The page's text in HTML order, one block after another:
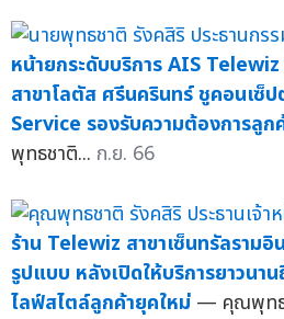
หน้ายกระดับบริการ AIS
สาขาโลตัส ศรีนครินทร์ ชูคอนเซ็
Service รองรับความต้องการลูก
พุทธชาติ... ก.ย. 66
ร้าน Telewiz สาขาเซ็นทรัลราม
รูปแบบ หลังเปิดให้บริการยาวนา
ไลฟ์สไตล์ลูกค้ายุคใหม่ — คุณพุทธ